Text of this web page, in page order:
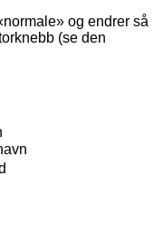
og endrer så
(se den